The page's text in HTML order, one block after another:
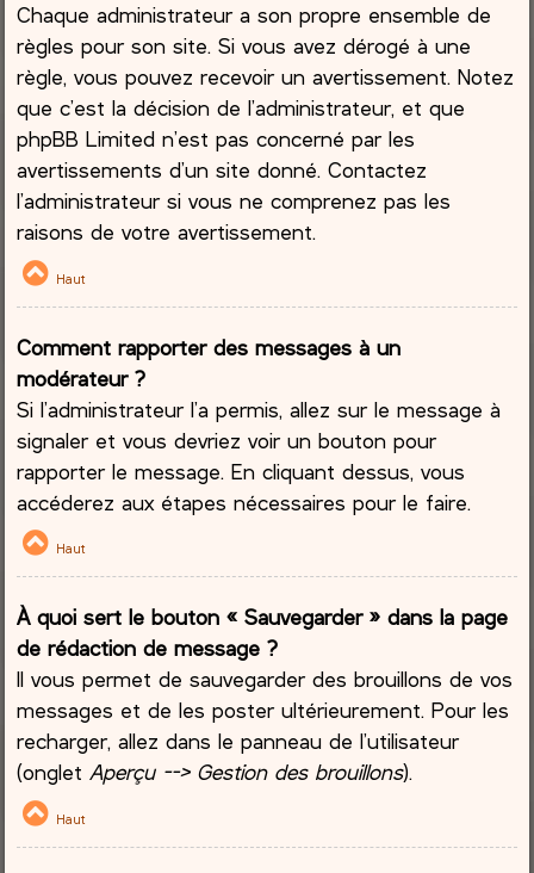
Chaque administrateur a son propre ensemble de
règles pour son site. Si vous avez dérogé à une
règle, vous pouvez recevoir un avertissement. Notez
que c’est la décision de l’administrateur, et que
phpBB Limited n’est pas concerné par les
avertissements d’un site donné. Contactez
l’administrateur si vous ne comprenez pas les
raisons de votre avertissement.
Haut
Comment rapporter des messages à un
modérateur ?
Si l’administrateur l’a permis, allez sur le message à
signaler et vous devriez voir un bouton pour
rapporter le message. En cliquant dessus, vous
accéderez aux étapes nécessaires pour le faire.
Haut
À quoi sert le bouton « Sauvegarder » dans la page
de rédaction de message ?
Il vous permet de sauvegarder des brouillons de vos
messages et de les poster ultérieurement. Pour les
recharger, allez dans le panneau de l’utilisateur
(ongletAperçu --> Gestion des brouillons).
Haut